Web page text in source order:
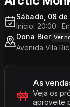
Sábado, 08
Início: 20:00 ·
Dona Bier Ver
Avenida Vila
As
Veja os
aproveite